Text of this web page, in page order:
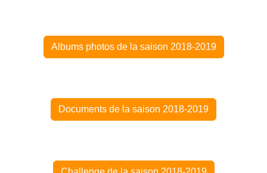
Albums photos de la saison 2018-2019
Documents de la saison 2018-2019